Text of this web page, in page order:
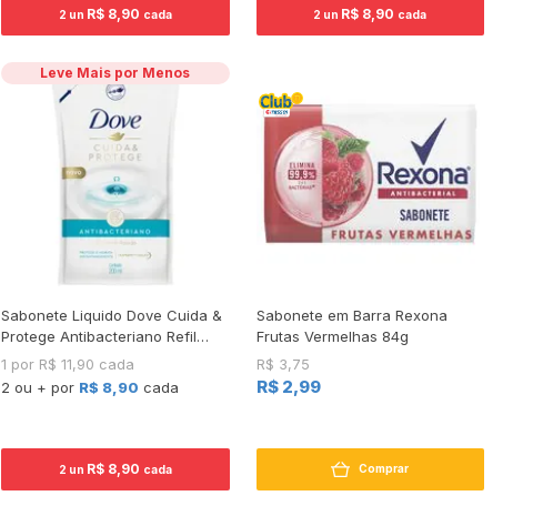
2 un R$ 8,90 cada 2 un R$ 8,90 cada
Leve Mais por Menos
Sabonete Liquido Dove Cuida &
Protege Antibacteriano Refil
200ml
1 por R$ 11,90 cada
2 ou + por R$ 8,90 cada
2 un R$ 8,90 cada
Sabonete em Barra Rexona
Frutas Vermelhas 84g
R$ 3,75
R$ 2,99
Comprar